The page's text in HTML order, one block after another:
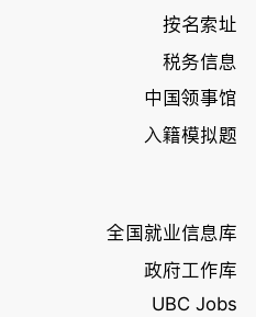
按名索址
税务信息
中国领事馆
入籍模拟题
全国就业信息库
政府工作库
UBC Jobs